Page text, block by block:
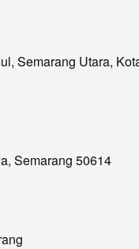
Semarang Utara,
Semarang 50614